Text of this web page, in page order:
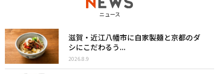
ニュース
滋賀・近江八幡市に自家製麺と京都のダ
シにこだわるう...
2026.8.9